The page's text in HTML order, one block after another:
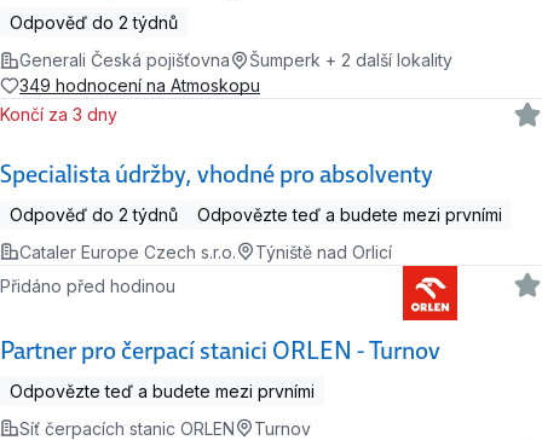
Odpověď do 2 týdnů
Generali Česká pojišťovna
Šumperk + 2 další lokality
349 hodnocení na Atmoskopu
Specialista údržby, vhodné pro absolventy
Končí za 3 dny
Odpověď do 2 týdnů
Odpovězte teď a budete mezi prvními
Cataler Europe Czech s.r.o.
Týniště nad Orlicí
Partner pro čerpací stanici ORLEN - Turnov
Přidáno před hodinou
Odpovězte teď a budete mezi prvními
Síť čerpacích stanic ORLEN
Turnov